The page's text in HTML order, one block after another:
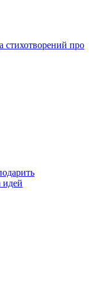
стихотворений про
идей